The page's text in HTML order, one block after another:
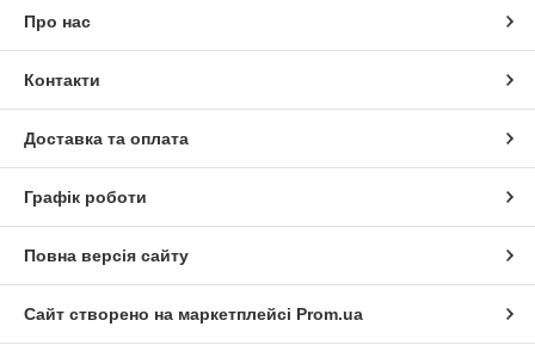
Про нас
Контакти
Доставка та оплата
Графік роботи
Повна версія сайту
Сайт створено на маркетплейсі Prom.ua